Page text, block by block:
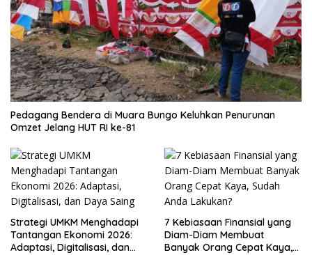
Pedagang Bendera di Muara Bungo Keluhkan Penurunan
Omzet Jelang HUT RI ke-81
Strategi UMKM Menghadapi
Tantangan Ekonomi 2026:
Adaptasi, Digitalisasi, dan
7 Kebiasaan Finansial yang
Diam-Diam Membuat
Banyak Orang Cepat Kaya,